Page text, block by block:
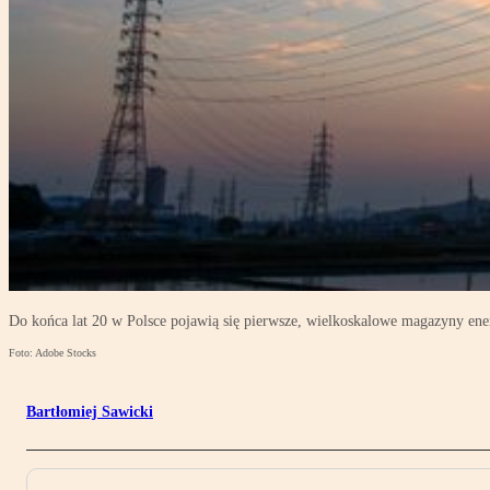
Do końca lat 20 w Polsce pojawią się pierwsze, wielkoskalowe magazyny
Foto: Adobe Stocks
Bartłomiej Sawicki